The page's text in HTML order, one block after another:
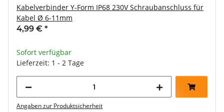
Kabelverbinder Y-Form IP68 230V Schraubanschluss für
Kabel Ø 6-11mm
4,99 € *
Sofort verfügbar
Lieferzeit: 1 - 2 Tage
Angaben zur Produktsicherheit